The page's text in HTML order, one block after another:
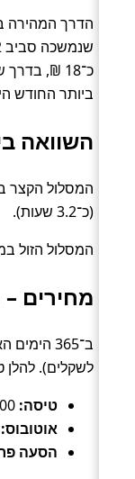
הדרך המהירה
כ־18 ₪,
ביותר החודש הייתה
השוואה
(כ־3.2 שעות).
המסלול הזול
מחירים
ב־365
לשקלים). להלן
טיסה:
אוטובוס:
הסעה